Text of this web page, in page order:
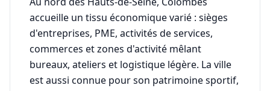
accueille un tissu économique varié : sièges
d'entreprises, PME, activités de services,
commerces et zones d'activité mêlant
bureaux, ateliers et logistique légère. La ville
est aussi connue pour son patrimoine sportif,